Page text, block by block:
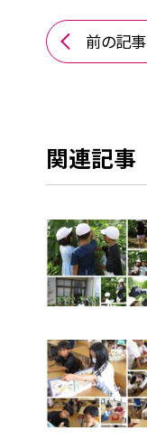
前の記事
関連記事